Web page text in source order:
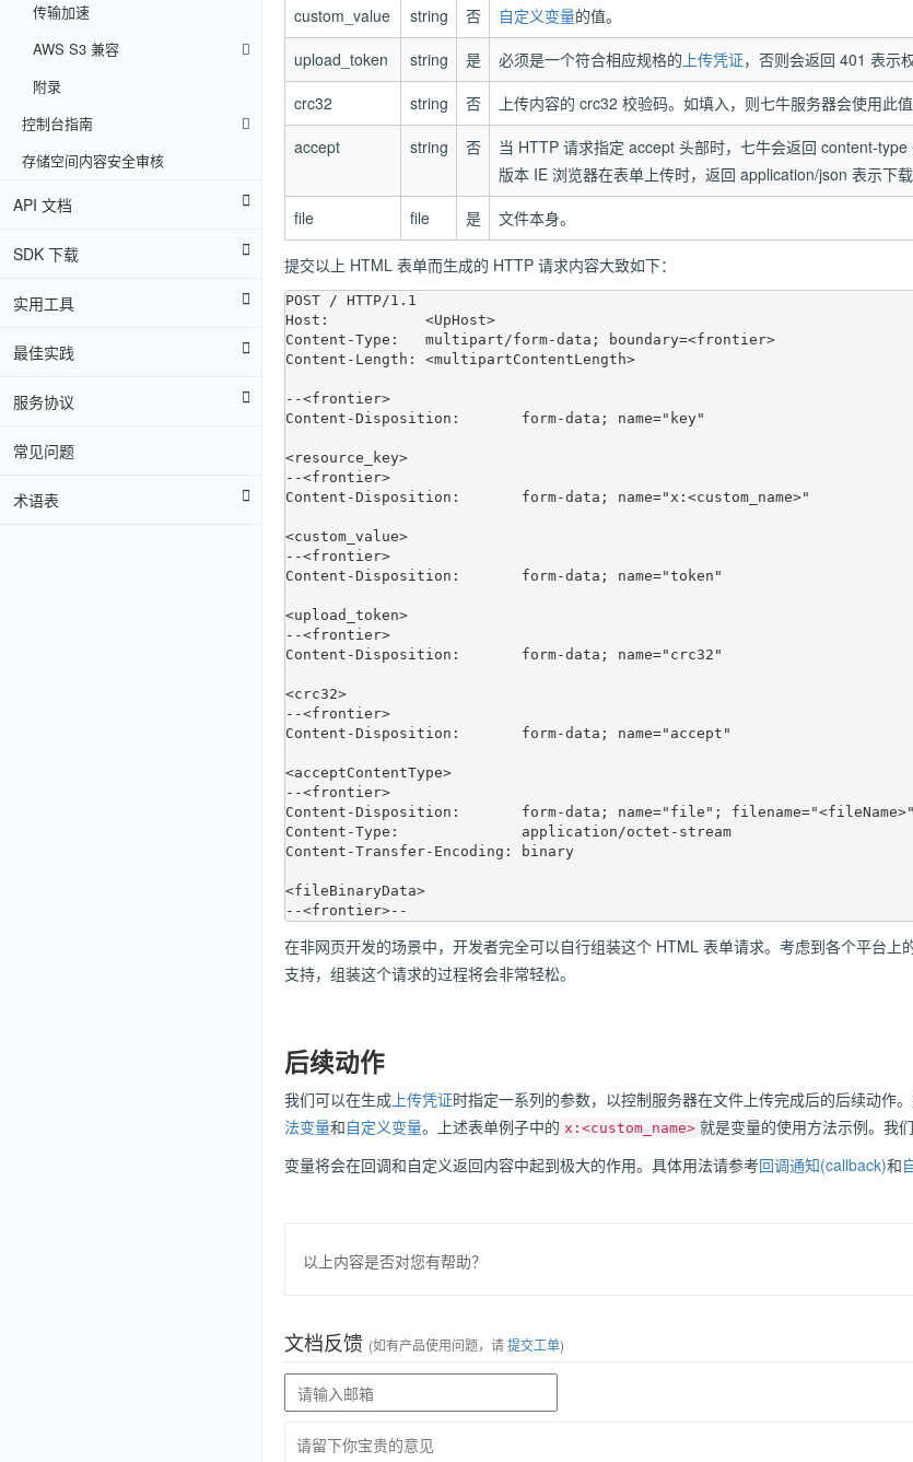
传输加速
AWS S3 兼容
附录
控制台指南
存储空间内容安全审核
API 文档
SDK 下载
实用工具
最佳实践
服务协议
常见问题
术语表
custom_value
string 否 自定义变量的值。
upload_token
string 是 必须是一个符合相应规格的 上传凭证，否则会返回 401 表示
crc32
string 否 上传内容的 crc32 校验码。如填入，则七牛服务器会使用此
accept
string 否 当 HTTP 请求指定 accept 头部时， 七牛会返回 content-type
版本 IE 浏览器在表单上传时，返回 application/json 表示下
file
file 是 文件本身。
提交以上 HTML 表单而生成的 HTTP 请求内容大致如下：
POST / HTTP/1.1
Host:           <UpHost>
Content-Type:   multipart/form-data; boundary=<frontier>
Content-Length: <multipartContentLength>
--<frontier>
Content-Disposition:       form-data; name="key"
<resource_key>
--<frontier>
Content-Disposition:       form-data; name="x:<custom_name>"
<custom_value>
--<frontier>
Content-Disposition:       form-data; name="token"
<upload_token>
--<frontier>
Content-Disposition:       form-data; name="crc32"
<crc32>
--<frontier>
Content-Disposition:       form-data; name="accept"
<acceptContentType>
--<frontier>
Content-Disposition:       form-data; name="file"; filename="<fileName>"
Content-Type:              application/octet-stream
Content-Transfer-Encoding: binary
<fileBinaryData>
在非网页开发的场景中，开发者完全可以自行组装这个 HTML 表单请求。考虑到各个平台
支持，组装这个请求的过程将会非常轻松。
后续动作
我们可以在生成 上传凭证时指定一系列的参数，以控制服务器在文件上传完成后的后续动作
法变量和自定义变量。上述表单例子中的 x:<custom_name> 就是变量的使用方法示例。我
变量将会在回调和自定义返回内容中起到极大的作用。具体用法请参考回调通知(callback)和
以上内容是否对您有帮助？
文档反馈 (如有产品使用问题，请提交工单)